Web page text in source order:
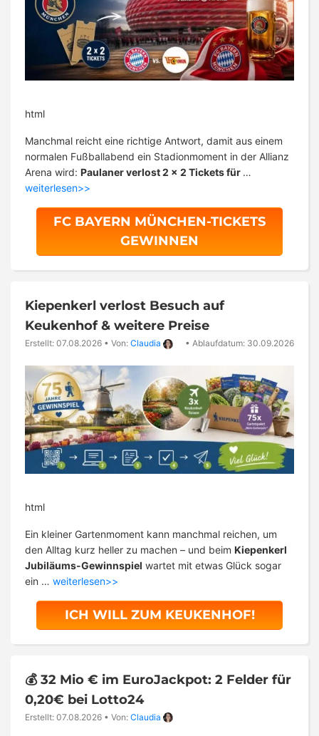
html
Manchmal reicht eine richtige Antwort, damit aus einem
normalen Fußballabend ein Stadionmoment in der Allianz
Arena wird: Paulaner verlost 2 x 2 Tickets für …
weiterlesen>>
FC BAYERN MÜNCHEN-TICKETS
GEWINNEN
Kiepenkerl verlost Besuch auf
Keukenhof & weitere Preise
Erstellt: 07.08.2026 • Von: Claudia • Ablaufdatum: 30.09.2026
html
Ein kleiner Gartenmoment kann manchmal reichen, um
den Alltag kurz heller zu machen – und beim Kiepenkerl
Jubiläums-Gewinnspiel wartet mit etwas Glück sogar
ein … weiterlesen>>
ICH WILL ZUM KEUKENHOF!
💰 32 Mio € im EuroJackpot: 2 Felder für
0,20€ bei Lotto24
Erstellt: 07.08.2026 • Von: Claudia